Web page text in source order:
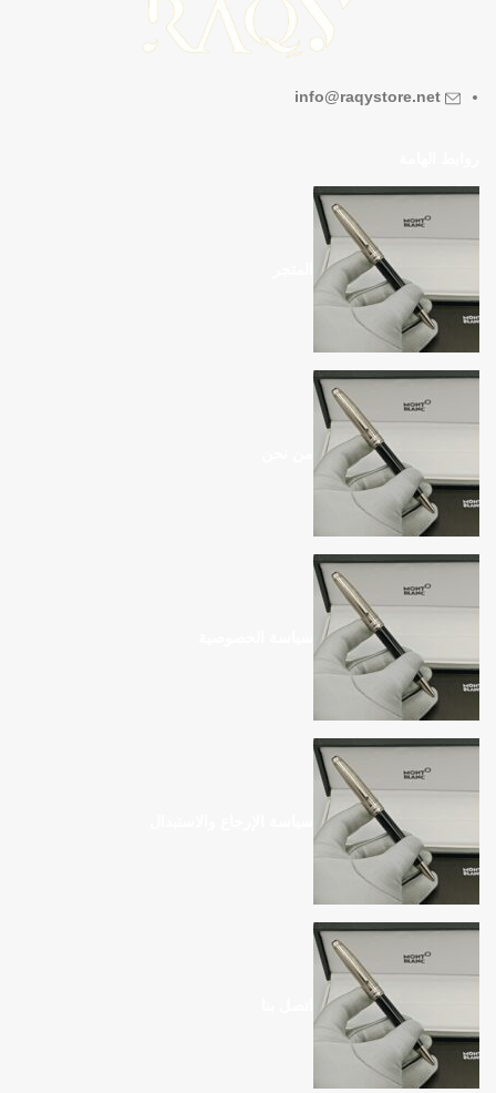
info@raqystore.net